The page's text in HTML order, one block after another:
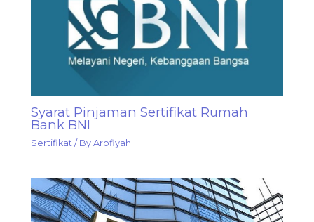
Syarat Pinjaman Sertifikat Rumah
Bank BNI
Sertifikat / ByArofiyah